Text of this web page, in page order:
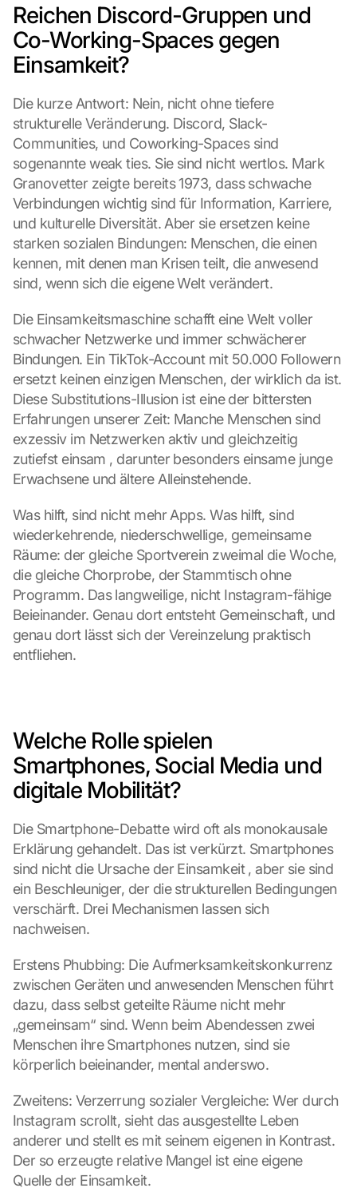
Reichen Discord-Gruppen und
Co-Working-Spaces gegen
Einsamkeit?
Die kurze Antwort: Nein, nicht ohne tiefere
strukturelle Veränderung. Discord, Slack-
Communities, und Coworking-Spaces sind
sogenannte weak ties. Sie sind nicht wertlos. Mark
Granovetter zeigte bereits 1973, dass schwache
Verbindungen wichtig sind für Information, Karriere,
und kulturelle Diversität. Aber sie ersetzen keine
starken sozialen Bindungen: Menschen, die einen
kennen, mit denen man Krisen teilt, die anwesend
sind, wenn sich die eigene Welt verändert.
Die Einsamkeitsmaschine schafft eine Welt voller
schwacher Netzwerke und immer schwächerer
Bindungen. Ein TikTok-Account mit 50.000 Followern
ersetzt keinen einzigen Menschen, der wirklich da ist.
Diese Substitutions-Illusion ist eine der bittersten
Erfahrungen unserer Zeit: Manche Menschen sind
exzessiv im Netzwerken aktiv und gleichzeitig
zutiefst einsam , darunter besonders einsame junge
Erwachsene und ältere Alleinstehende.
Was hilft, sind nicht mehr Apps. Was hilft, sind
wiederkehrende, niederschwellige, gemeinsame
Räume: der gleiche Sportverein zweimal die Woche,
die gleiche Chorprobe, der Stammtisch ohne
Programm. Das langweilige, nicht Instagram-fähige
Beieinander. Genau dort entsteht Gemeinschaft, und
genau dort lässt sich der Vereinzelung praktisch
entfliehen.
Welche Rolle spielen
Smartphones, Social Media und
digitale Mobilität?
Die Smartphone-Debatte wird oft als monokausale
Erklärung gehandelt. Das ist verkürzt. Smartphones
sind nicht die Ursache der Einsamkeit , aber sie sind
ein Beschleuniger, der die strukturellen Bedingungen
verschärft. Drei Mechanismen lassen sich
nachweisen.
Erstens Phubbing: Die Aufmerksamkeitskonkurrenz
zwischen Geräten und anwesenden Menschen führt
dazu, dass selbst geteilte Räume nicht mehr
„gemeinsam“ sind. Wenn beim Abendessen zwei
Menschen ihre Smartphones nutzen, sind sie
körperlich beieinander, mental anderswo.
Zweitens: Verzerrung sozialer Vergleiche: Wer durch
Instagram scrollt, sieht das ausgestellte Leben
anderer und stellt es mit seinem eigenen in Kontrast.
Der so erzeugte relative Mangel ist eine eigene
Quelle der Einsamkeit.